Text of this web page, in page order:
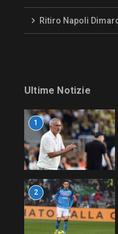
Ritiro Napoli
Ultime Notizie
1
2